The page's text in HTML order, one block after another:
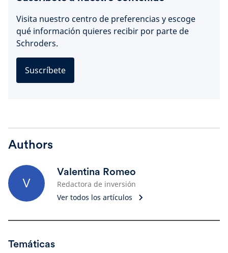
Visita nuestro centro de preferencias y escoge
qué información quieres recibir por parte de
Schroders.
Suscríbete
Authors
V
Valentina Romeo
Redactora de inversión
Ver todos los artículos
Temáticas